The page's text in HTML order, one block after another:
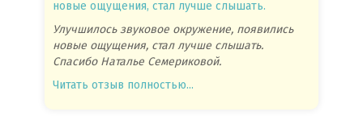
новые ощущения, стал лучше слышать.
Улучшилось звуковое окружение, появились
новые ощущения, стал лучше слышать.
Спасибо Наталье Семериковой.
Читать отзыв полностью...